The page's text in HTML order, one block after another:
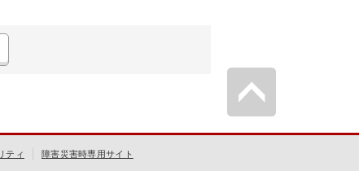
ティ
障害災害時専用サイト